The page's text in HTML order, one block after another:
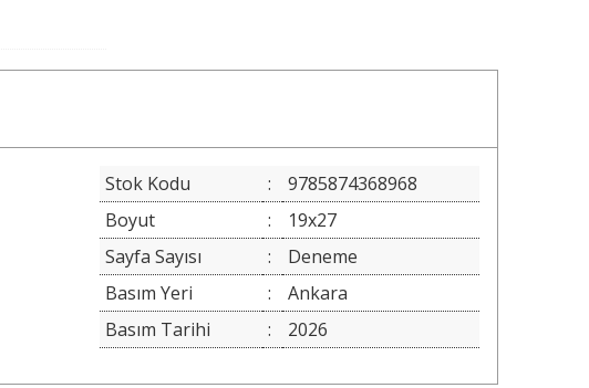
Stok Kodu :
9785874368968
Boyut
:
19x27
Sayfa Sayısı
:
Deneme
Basım Yeri
:
Ankara
Basım Tarihi
: 2026